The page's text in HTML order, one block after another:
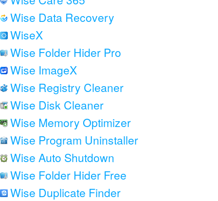
Wise Data Recovery
WiseX
Wise Folder Hider Pro
Wise ImageX
Wise Registry Cleaner
Wise Disk Cleaner
Wise Memory Optimizer
Wise Program Uninstaller
Wise Auto Shutdown
Wise Folder Hider Free
Wise Duplicate Finder